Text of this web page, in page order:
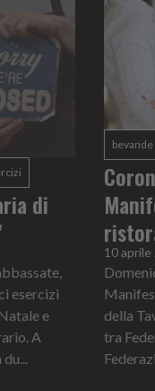
di
esercizi
e
A
bevande
10 aprile
della
tra